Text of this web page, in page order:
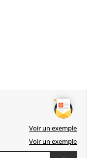
Voir un exemple
Voir un exemple